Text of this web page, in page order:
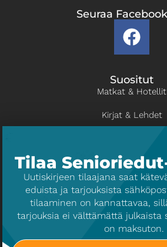
Seuraa
Suositut
Matkat & Hotellit
Kirjat & Lehdet
Liikunta
Info
Tietoa palvelusta
Yrityksille
Tilaa
​Uutiskirjeen tilaajana saat
eduista ja tarjouksista
tilaaminen on kannattavaa,
tarjouksia ei välttämättä julkaista
on maksuton.